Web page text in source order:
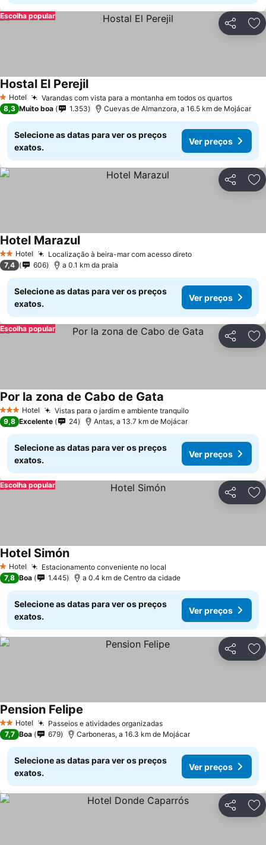
Partilhar
Escolha popular
1 Estrelas
Hotel Varandas com vista para a montanha em todos os quartosVer
Hostal El PerejilVer preços
8,3 Muito boa 1.353 Cuevas de Almanzora, a 16.5 km de Mojácar
Selecione as datas para ver os preços
exatos.
Ver preços
Partilhar
2 Estrelas
Hotel Localização à beira-mar com acesso diretoVer preços
Hotel MarazulVer preços
7,4 606 a 0.1 km da praia
Selecione as datas para ver os preços
exatos.
Ver preços
Partilhar
Escolha popular
3 EstrelasHotel Vistas para o jardim e ambiente tranquiloVer preços
Por la zona de Cabo de Gata
9,8 Excelente 24 Antas, a 13.7 km de Mojácar
Selecione as datas para ver os preços
exatos.
Ver preços
Partilhar
Escolha popular
1 Estrelas
Hotel Estacionamento conveniente no local
Hotel SimónVer preços
7,8 Boa 1.445 a 0.4 km de Centro da cidade
Selecione as datas para ver os preços
exatos.
Ver preços
Partilhar
2 Estrelas
Hotel Passeios e atividades organizadasVer preços
Pension Felipe
7,7 Boa 679 Carboneras, a 16.3 km de Mojácar
Selecione as datas para ver os preços
exatos.
Ver preços
Partilhar